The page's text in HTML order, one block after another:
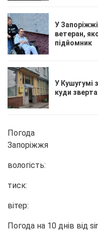
У
ветеран,
підйомник
У Кушугумі
куди
Погода
Запоріжжя
вологість:
тиск:
вітер:
Погода на 10 днів від